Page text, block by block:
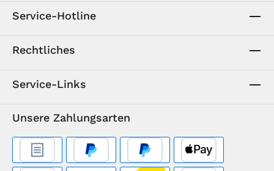
Service-Hotline
Rechtliches
Service-Links
Unsere Zahlungsarten